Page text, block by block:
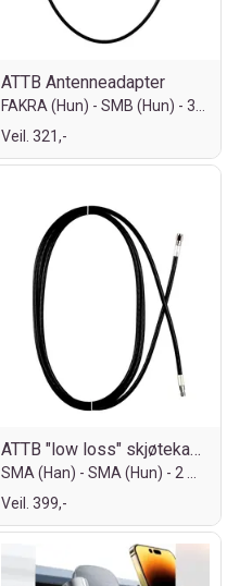
ATTB Antenneadapter
Veil. 321,-
ATTB "low loss" skjøtekabel
Veil. 399,-